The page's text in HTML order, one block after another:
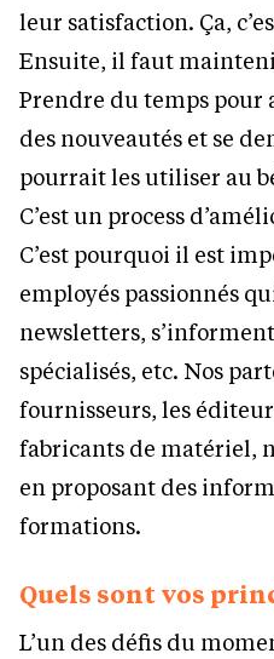
leur satisfaction. Ça,
Ensuite, il faut
Prendre du temps
des nouveautés et se
pourrait les utiliser au
C’est un process
C’est pourquoi il est
employés passionnés
newsletters,
spécialisés, etc. Nos
fournisseurs, les
fabricants de matériel,
en proposant des
formations.
Quels sont vos
L’un des défis du